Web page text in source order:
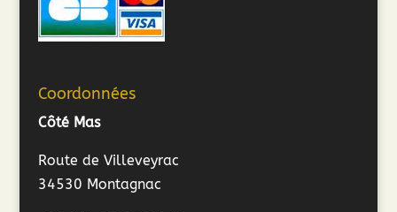
Coordonnées
Côté Mas
Route de Villeveyrac
34530 Montagnac